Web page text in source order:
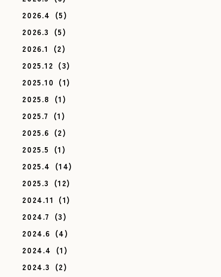
2026.4 (5)
2026.3 (5)
2026.1
(2)
2025.12 (3)
2025.10 (1)
2025.8 (1)
2025.7 (1)
2025.6 (2)
2025.5 (1)
2025.4 (14)
2025.3 (12)
2024.11 (1)
2024.7 (3)
2024.6 (4)
2024.4 (1)
2024.3 (2)